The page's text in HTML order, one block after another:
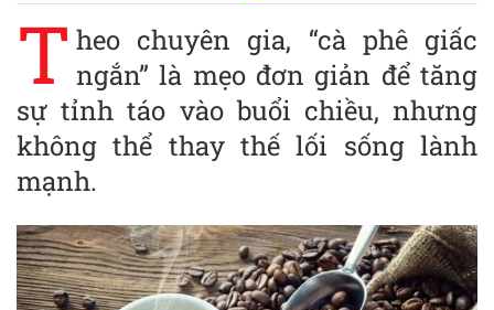
T heo chuyên gia, “cà phê giấc
ngắn” là mẹo đơn giản để tăng
sự tỉnh táo vào buổi chiều, nhưng
không thể thay thế lối sống lành
mạnh.